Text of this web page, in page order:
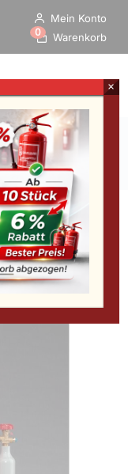
Mein Konto
Warenkorb
0
Metallbrand-
×